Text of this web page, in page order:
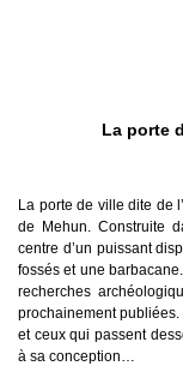
La porte
La porte de ville dite de
de
Mehun. Construite
centre d’un puissant
fossés et une
recherches
prochainement
et ceux qui passent
à sa conception…